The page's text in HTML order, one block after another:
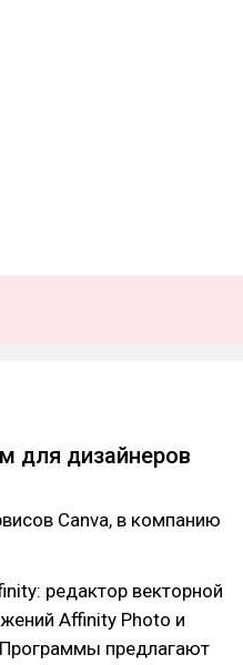
для дизайнеров
Canva, в компанию
редактор векторной
Affinity Photo и
предлагают